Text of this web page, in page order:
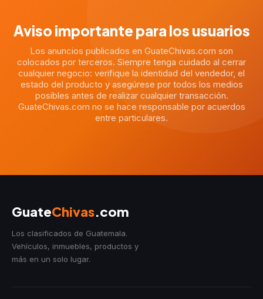
Aviso importante para los usuarios
Los anuncios publicados en GuateChivas.com son
colocados por terceros. Siempre tenga cuidado al cerrar
cualquier negocio: verifique la identidad del vendedor, el
estado del producto y asegúrese por todos los medios
posibles antes de realizar cualquier transacción.
GuateChivas.com no se hace responsable por acuerdos
entre particulares.
GuateChivas.com
Los clasificados de Guatemala.
Vehículos, inmuebles, productos y
más en un solo lugar.